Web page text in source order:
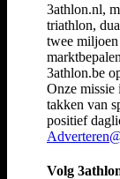
3athlon.nl,
triathlon,
twee miljoen
3athlon.be
Onze missie
takken van
positief
Volg